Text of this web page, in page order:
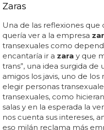
Zaras
Una de las reflexiones
quería ver a la empresa
transexuales como
encantaría ir a zara y que
trans”, una idea surgida de
amigos los javis, uno de
elegir personas
transexuales, como
salas y en la esperada la
nos cuenta sus intereses,
eso milán reclama más